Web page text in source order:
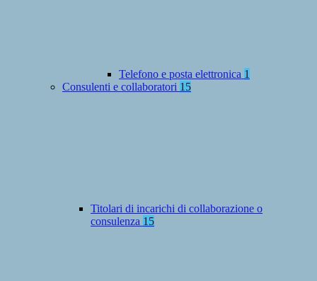
Telefono e posta elettronica 1
Consulenti e collaboratori 15
Titolari di incarichi di collaborazione o
consulenza 15